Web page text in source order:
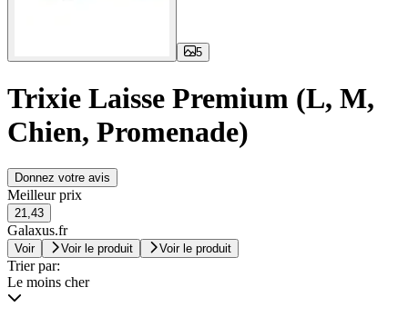
5
Trixie Laisse Premium (L, M,
Chien, Promenade)
Donnez votre avis
Meilleur prix
21,43
Galaxus.fr
Voir Voir le produit Voir le produit
Trier par:
Le moins cher